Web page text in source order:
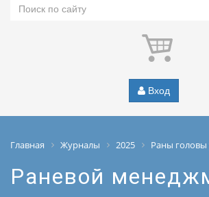
Вход
Главная Журналы 2025 Раны головы
Раневой